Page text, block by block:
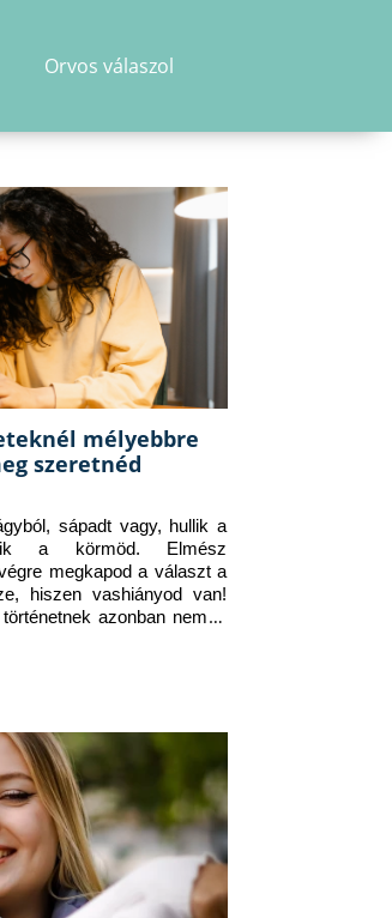
Orvos válaszol
mélyebbre
szeretnéd
sápadt vagy, hullik a
a körmöd. Elmész
megkapod a választ a
hiszen vashiányod van!
azonban nem itt